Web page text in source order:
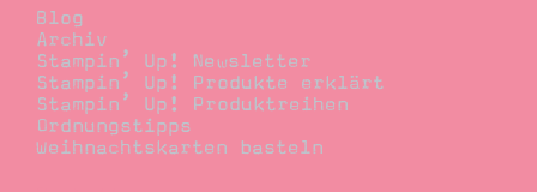
Blog
Archiv
Stampin’ Up! Newsletter
Stampin’ Up! Produkte erklärt
Stampin’ Up! Produktreihen
Ordnungstipps
Weihnachtskarten basteln